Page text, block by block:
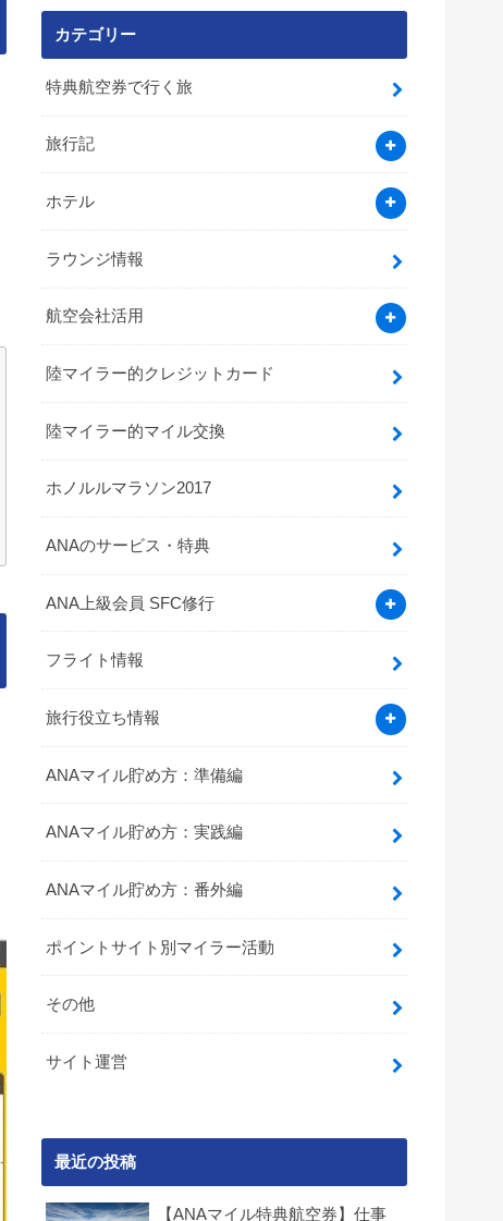
カテゴリー
特典航空券で行く旅
旅行記
ホテル
ラウンジ情報
航空会社活用
陸マイラー的クレジットカード
陸マイラー的マイル交換
ホノルルマラソン2017
ANAのサービス・特典
ANA上級会員 SFC修行
フライト情報
旅行役立ち情報
ANAマイル貯め方：準備編
ANAマイル貯め方：実践編
ANAマイル貯め方：番外編
ポイントサイト別マイラー活動
その他
サイト運営
最近の投稿
【ANAマイル特典航空券】仕事